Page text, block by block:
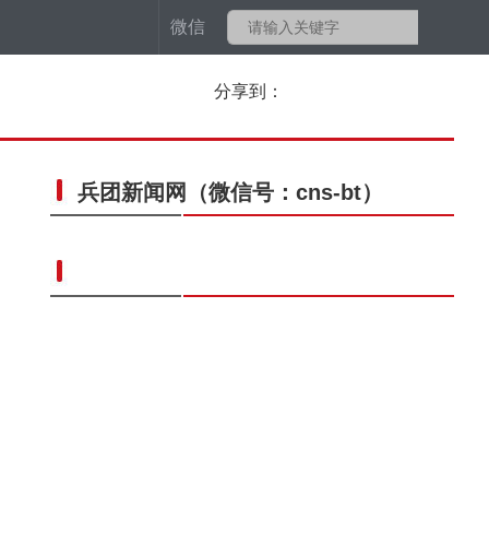
微信
分享到：
兵团新闻网 （微信号：cns-bt）